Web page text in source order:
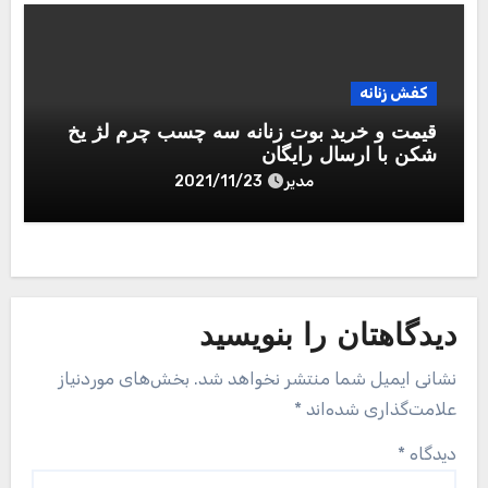
کفش زنانه
قیمت و خرید بوت زنانه سه چسب چرم لژ یخ
شکن با ارسال‌ رایگان
مدیر 2021/11/23
دیدگاهتان را بنویسید
نشانی ایمیل شما منتشر نخواهد شد. بخش‌های موردنیاز
علامت‌گذاری شده‌اند *
دیدگاه *